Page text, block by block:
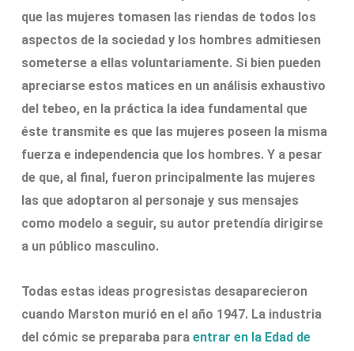
que las mujeres tomasen las riendas de todos los
aspectos de la sociedad y los hombres admitiesen
someterse a ellas voluntariamente. Si bien pueden
apreciarse estos matices en un análisis exhaustivo
del tebeo, en la práctica la idea fundamental que
éste transmite es que las mujeres poseen la misma
fuerza e independencia que los hombres. Y a pesar
de que, al final, fueron principalmente las mujeres
las que adoptaron al personaje y sus mensajes
como modelo a seguir, su autor pretendía dirigirse
a un público masculino.
Todas estas ideas progresistas desaparecieron
cuando Marston murió en el año 1947. La industria
del cómic se preparaba paraentrar en la Edad de